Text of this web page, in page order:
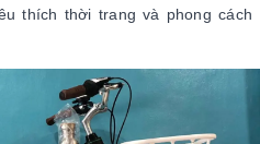
thích thời trang và phong cách